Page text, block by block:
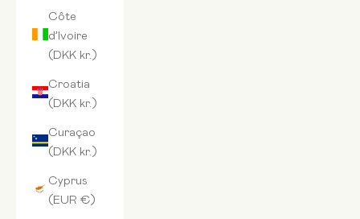
Côte
d’Ivoire
(DKK kr.)
Croatia
(DKK kr.)
Curaçao
(DKK kr.)
Cyprus
(EUR €)